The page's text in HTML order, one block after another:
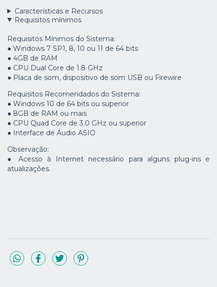
Características e Recursos
Requisitos mínimos
Requisitos Mínimos do Sistema:
● Windows 7 SP1, 8, 10 ou 11 de 64 bits
● 4GB de RAM
● CPU Dual Core de 1.8 GHz
● Placa de som, dispositivo de som USB ou Firewire
Requisitos Recomendados do Sistema:
● Windows 10 de 64 bits ou superior
● 8GB de RAM ou mais
● CPU Quad Core de 3.0 GHz ou superior
● Interface de Áudio ASIO
Observação:
● Acesso à Internet necessário para alguns plug-ins e
atualizações.